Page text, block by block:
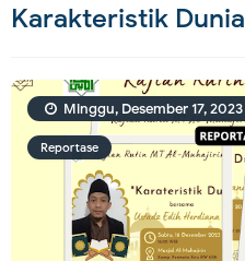
Karakteristik Dunia
Reportase
Minggu, Desember 17, 2023